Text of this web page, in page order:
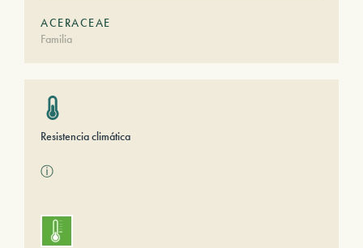
ACERACEAE
Familia
Resistencia climática
ⓘ